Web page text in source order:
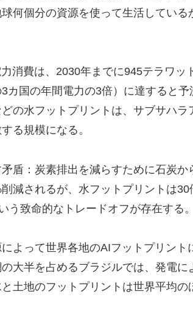
何個分の資源を使って生活している
消費は、2030年までに945テラワッ
カ国の年間電力の3倍）に達すると
の水フットプリントは、サブサハラ
る規模になる。
矛盾：炭素排出を減らすために石炭
減されるが、水フットプリントは
う致命的なトレードオフが存在する。
よって世界各地のAIフットプリント
大半を占めるブラジルでは、発電に
土地のフットプリントは世界平均の